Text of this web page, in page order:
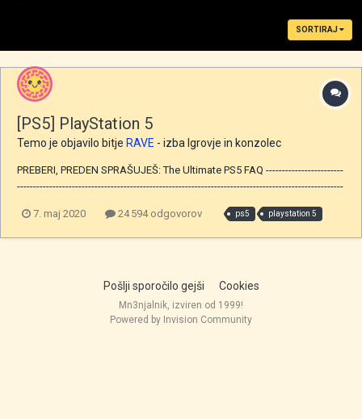
SORTIRAJ
[PS5] PlayStation 5
Temo je objavilo bitje RAVE - izba Igrovje in konzolec
PREBERI, PREDEN SPRAŠUJEŠ: The Ultimate PS5 FAQ ------------------------
-----------------------------------------------------------------------------------------------------
7. maj 2020
24 594 odgovorov ps5 playstation 5
Pošlji sporočilo gejši Cookies
Mn3njalnik, izviren od 1999!
Powered by Invision Community